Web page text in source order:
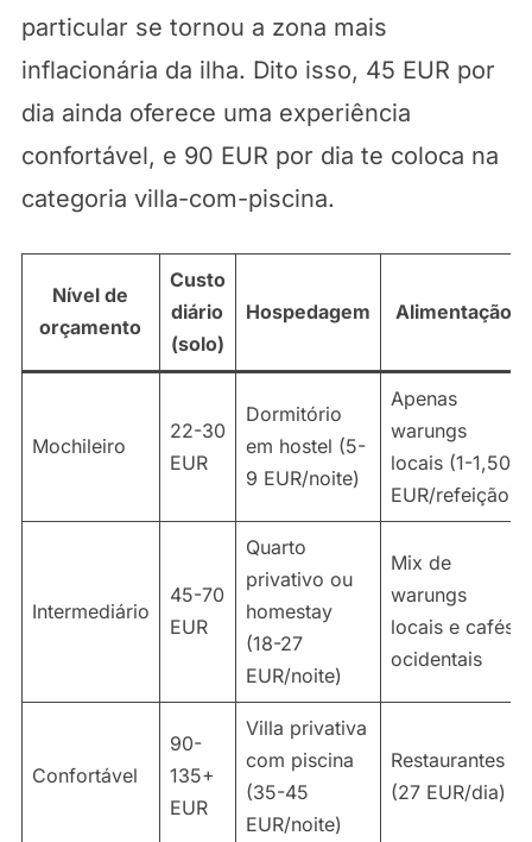
particular se tornou a zona mais
inflacionária da ilha. Dito isso, 45 EUR por
dia ainda oferece uma experiência
confortável, e 90 EUR por dia te coloca na
categoria villa-com-piscina.
Nível de
orçamento
Custo
diário
(solo)
Hospedagem Alimentação
Mochileiro
22-30
EUR
Dormitório
em hostel (5-
9 EUR/noite)
Apenas
warungs
locais (1-1,50
EUR/refeição)
Intermediário
45-70
EUR
Quarto
privativo ou
homestay
(18-27
EUR/noite)
Mix de
warungs
locais e cafés
ocidentais
Confortável
90-
135+
EUR
Villa privativa
com piscina
(35-45
EUR/noite)
Restaurantes
(27 EUR/dia)